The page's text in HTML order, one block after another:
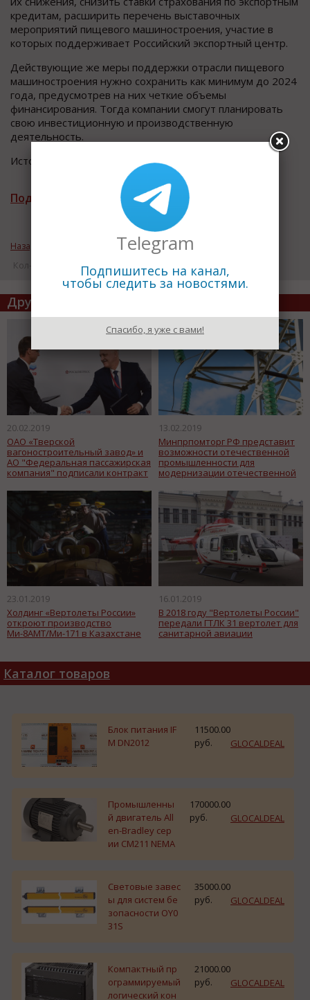
кредитам, расширить перечень выставочных
мероприятий пищевого машиностроения, участие в
которых поддерживает Российский экспортный центр.
Действующие же меры поддержки отрасли пищевого
машиностроения нужно сохранить как минимум до 2024
года, предусмотрев на них четкие объемы
финансирования. Тогда компании смогут планировать
свою инвестиционную и производственную
деятельность.
Источник информации: Росспецмаш
Подписаться на рассылку новостей
Назад к рубрике «Новости промышленности»
Кол-во просмотров: 14654
Другие статьи по теме
20.02.2019
ОАО «Тверской
вагоностроительный завод» и
АО "Федеральная пассажирская
компания" подписали контракт
вагонов
13.02.2019
Минпрпомторг РФ представит
возможности отечественной
промышленности для
модернизации отечественной
23.01.2019
Холдинг «Вертолеты России»
откроют производство
Ми-8АМТ/Ми-171 в Казахстане
16.01.2019
В 2018 году "Вертолеты России"
передали ГТЛК 31 вертолет для
санитарной авиации
Каталог товаров
Блок питания IF
M DN2012
11500.00
руб.
GLOCALDEAL
Промышленны
й двигатель All
en-Bradley сер
ии CM211 NEMA
170000.00
руб.
GLOCALDEAL
Световые завес
ы для систем бе
зопасности OY0
31S
35000.00
руб.
GLOCALDEAL
Компактный пр
ограммируемый
логический кон
21000.00
руб.
GLOCALDEAL
Telegram
Подпишитесь на канал,
чтобы следить за новостями.
Спасибо, я уже с вами!